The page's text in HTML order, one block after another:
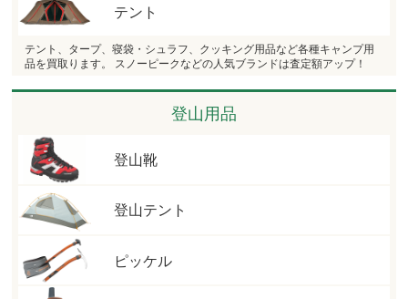
テント
テント、タープ、寝袋・シュラフ、クッキング用品など各種キャンプ用
品を買取ります。 スノーピークなどの人気ブランドは査定額アップ！
登山用品
登山靴
登山テント
ピッケル